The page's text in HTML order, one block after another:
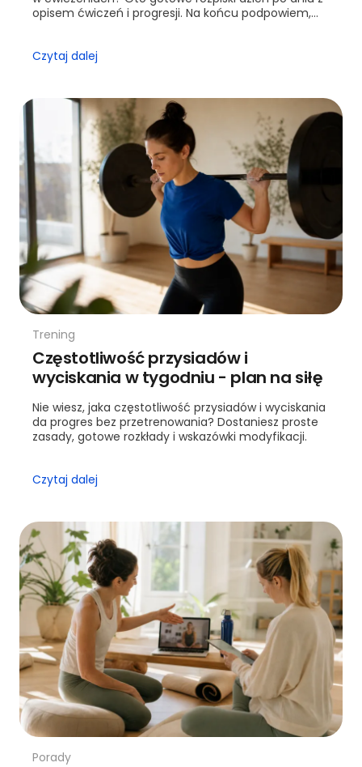
opisem ćwiczeń i progresji. Na końcu podpowiem,
Czytaj dalej
Trening
Częstotliwość przysiadów i
wyciskania w tygodniu - plan na siłę
Nie wiesz, jaka częstotliwość przysiadów i wyciskania
da progres bez przetrenowania? Dostaniesz proste
zasady, gotowe rozkłady i wskazówki modyfikacji.
Czytaj dalej
Porady